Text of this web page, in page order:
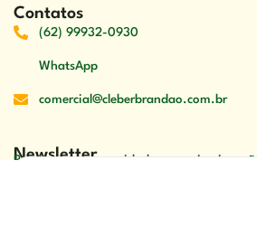
Contatos
(62) 99932-0930
WhatsApp
comercial@cleberbrandao.com.br
Newsletter
Receber nossas novidades em primeira mão